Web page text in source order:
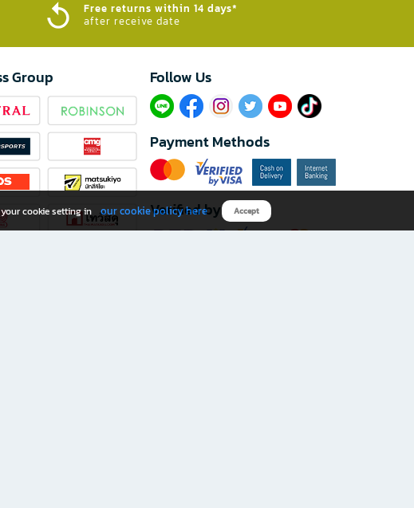
Free returns within 14 days*
after receive date
Group Follow Us​
Payment Methods
Verified by
cookie setting in our cookie policy here Accept